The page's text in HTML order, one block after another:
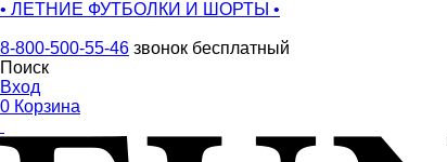
• ЛЕТНИЕ ФУТБОЛКИ И ШОРТЫ •
8-800-500-55-46 звонок бесплатный
Поиск
Вход
0 Корзина